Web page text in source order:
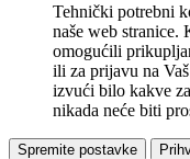
Tehnički potrebni
naše web stranice.
omogućili
ili za prijavu na
izvući bilo kakve
nikada neće biti
Spremite postavke